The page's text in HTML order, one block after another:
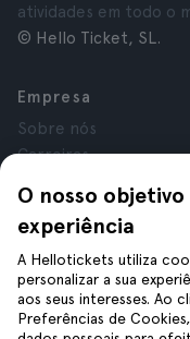
O nosso
experiência
A Hellotickets utiliza
personalizar a sua
aos seus interesses. Ao
Preferências de
atividades em todo o
© Hello Ticket, SL.
Empresa
Sobre nós
Carreiras
Avaliações
Privacidade
Termos e Condições
Aviso Legal
Cookies